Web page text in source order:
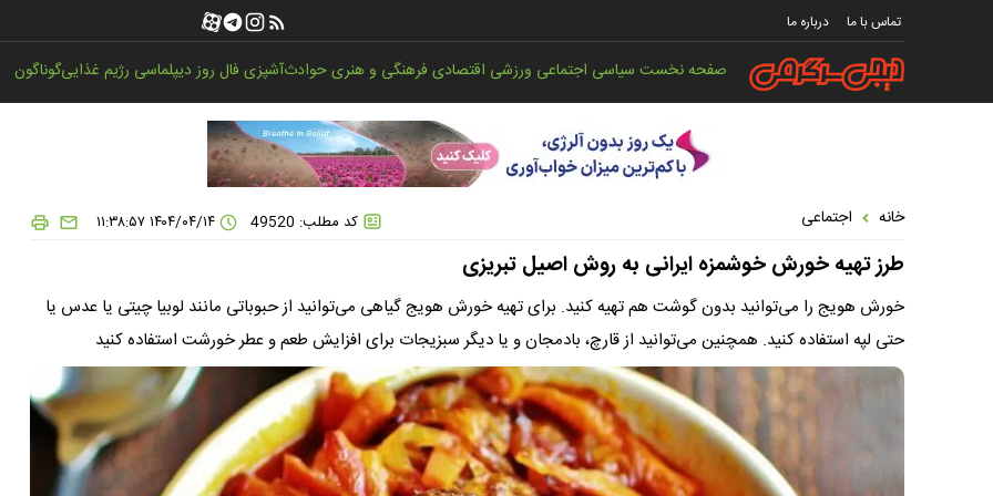
تماس با ما درباره ما
صفحه نخستسیاسی اجتماعی ورزشی اقتصادیفرهنگی و هنریحوادثآشپزیفال روزدیپلماسی رژیم غذاییگوناگون
خانه اجتماعی کد مطلب: 49520 ۱۴۰۴/۰۴/۱۴ ۱۱:۳۸:۵۷
طرز تهیه خورش خوشمزه ایرانی به روش اصیل تبریزی
خورش هویج را می‌توانید بدون گوشت هم تهیه کنید. برای تهیه خورش هویج گیاهی می‌توانید از حبوباتی مانند لوبیا چیتی یا عدس یا
حتی لپه استفاده کنید. همچنین می‌توانید از قارچ، بادمجان و یا دیگر سبزیجات برای افزایش طعم و عطر خورشت استفاده کنید